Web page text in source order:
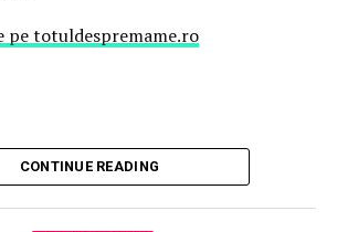
pe totuldespremame.ro
CONTINUE READING